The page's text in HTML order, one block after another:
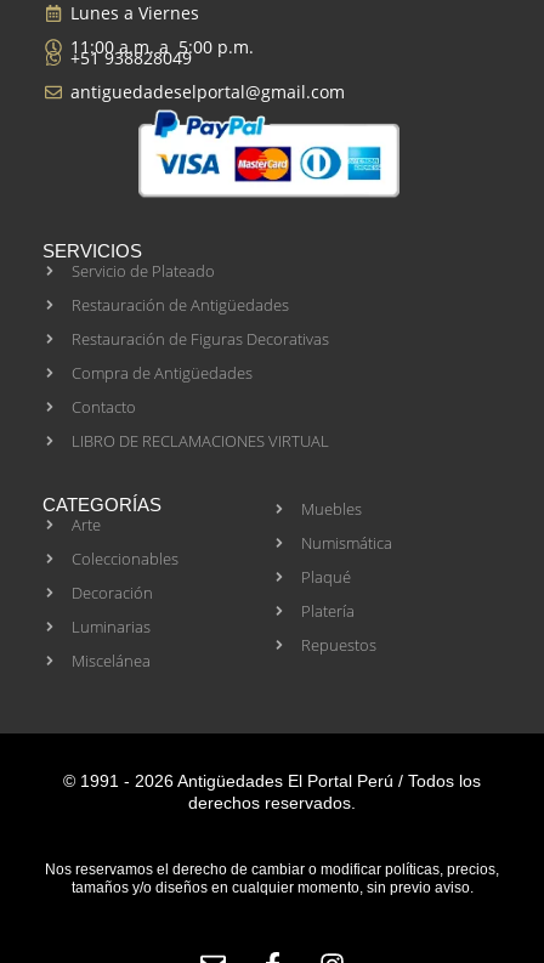
Lunes a Viernes
11:00 a.m. a 5:00 p.m.
+51 938828049
antiguedadeselportal@gmail.com
SERVICIOS
Servicio de Plateado
Restauración de Antigüedades
Restauración de Figuras Decorativas
Compra de Antigüedades
Contacto
LIBRO DE RECLAMACIONES VIRTUAL
CATEGORÍAS
Arte
Coleccionables
Decoración
Luminarias
Miscelánea
Muebles
Numismática
Plaqué
Platería
Repuestos
© 1991 - 2026 Antigüedades El Portal Perú / Todos los
derechos reservados.
Nos reservamos el derecho de cambiar o modificar políticas, precios,
tamaños y/o diseños en cualquier momento, sin previo aviso.